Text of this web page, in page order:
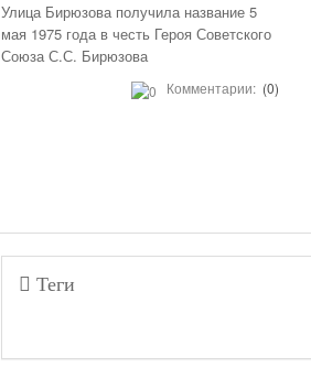
Улица Бирюзова получила название 5
мая 1975 года в честь Героя Советского
Союза С.С. Бирюзова
Комментарии: (0)
Теги